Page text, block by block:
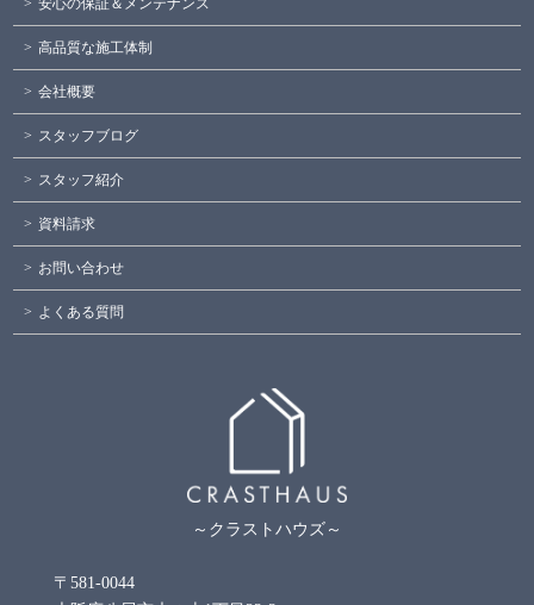
安心の保証＆メンテナンス
高品質な施工体制
会社概要
スタッフブログ
スタッフ紹介
資料請求
お問い合わせ
よくある質問
～クラストハウズ～
〒581-0044